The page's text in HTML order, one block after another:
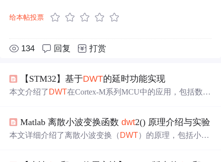
给本帖投票
134 回复 打赏
【STM32】基于DWT的延时功能实现
本文介绍了 DWT在Cortex-M系列MCU中的应用，包括数据
Matlab 离散小波变换函数dwt2() 原理介绍与实验
本文详细介绍了离散小波变换（ DWT）的原理，包括小波